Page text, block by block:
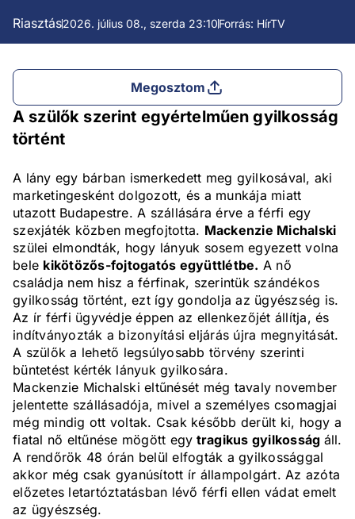
Riasztás2026. július 08., szerda 23:10Forrás: HírTV
Megosztom
A szülők szerint egyértelműen gyilkosság
történt
A lány egy bárban ismerkedett meg gyilkosával, aki
marketingesként dolgozott, és a munkája miatt
utazott Budapestre. A szállására érve a férfi egy
szexjáték közben megfojtotta. Mackenzie Michalski
szülei elmondták, hogy lányuk sosem egyezett volna
bele kikötözős-fojtogatós együttlétbe. A nő
családja nem hisz a férfinak, szerintük szándékos
gyilkosság történt, ezt így gondolja az ügyészség is.
Az ír férfi ügyvédje éppen az ellenkezőjét állítja, és
indítványozták a bizonyítási eljárás újra megnyitását.
A szülők a lehető legsúlyosabb törvény szerinti
büntetést kérték lányuk gyilkosára.
Mackenzie Michalski eltűnését még tavaly november
jelentette szállásadója, mivel a személyes csomagjai
még mindig ott voltak. Csak később derült ki, hogy a
fiatal nő eltűnése mögött egy tragikus gyilkosság áll.
A rendőrök 48 órán belül elfogták a gyilkossággal
akkor még csak gyanúsított ír állampolgárt. Az azóta
előzetes letartóztatásban lévő férfi ellen vádat emelt
az ügyészség.